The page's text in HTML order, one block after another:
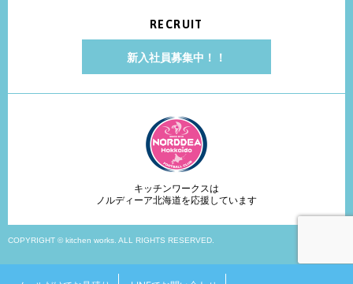
RECRUIT
新入社員募集中！！
キッチンワークスは
ノルディーア北海道を応援しています
COPYRIGHT © kitchen works. ALL RIGHTS RESERVED.